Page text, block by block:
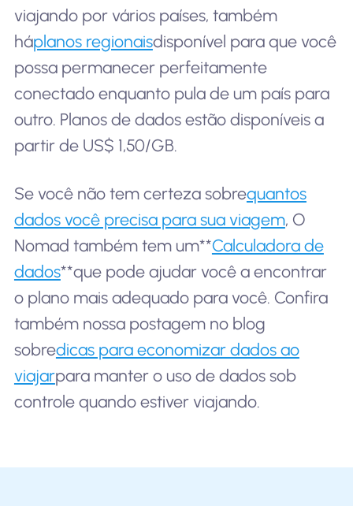
viajando por vários países, também
háplanos regionaisdisponível para que você
possa permanecer perfeitamente
conectado enquanto pula de um país para
outro. Planos de dados estão disponíveis a
partir de US$ 1,50/GB.
Se você não tem certeza sobrequantos
dados você precisa para sua viagem, O
Nomad também tem um**Calculadora de
dados**que pode ajudar você a encontrar
o plano mais adequado para você. Confira
também nossa postagem no blog
sobredicas para economizar dados ao
viajarpara manter o uso de dados sob
controle quando estiver viajando.